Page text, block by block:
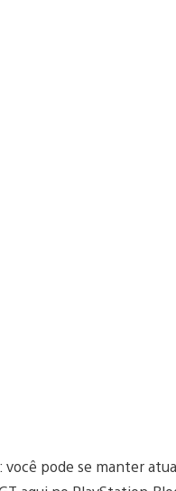
você pode se manter